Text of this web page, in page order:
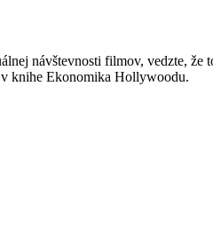
návštevnosti filmov, vedzte, že
v knihe Ekonomika Hollywoodu.